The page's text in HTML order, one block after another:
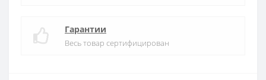
Гарантии
Весь товар сертифицирован